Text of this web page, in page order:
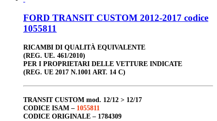
FORD TRANSIT CUSTOM 2012-2017 codice
1055811
RICAMBI DI QUALITÀ EQUIVALENTE
(REG. UE. 461/2010)
PER I PROPRIETARI DELLE VETTURE INDICATE
(REG. UE 2017 N.1001 ART. 14 C)
TRANSIT CUSTOM mod. 12/12 > 12/17
CODICE ISAM – 1055811
CODICE ORIGINALE – 1784309